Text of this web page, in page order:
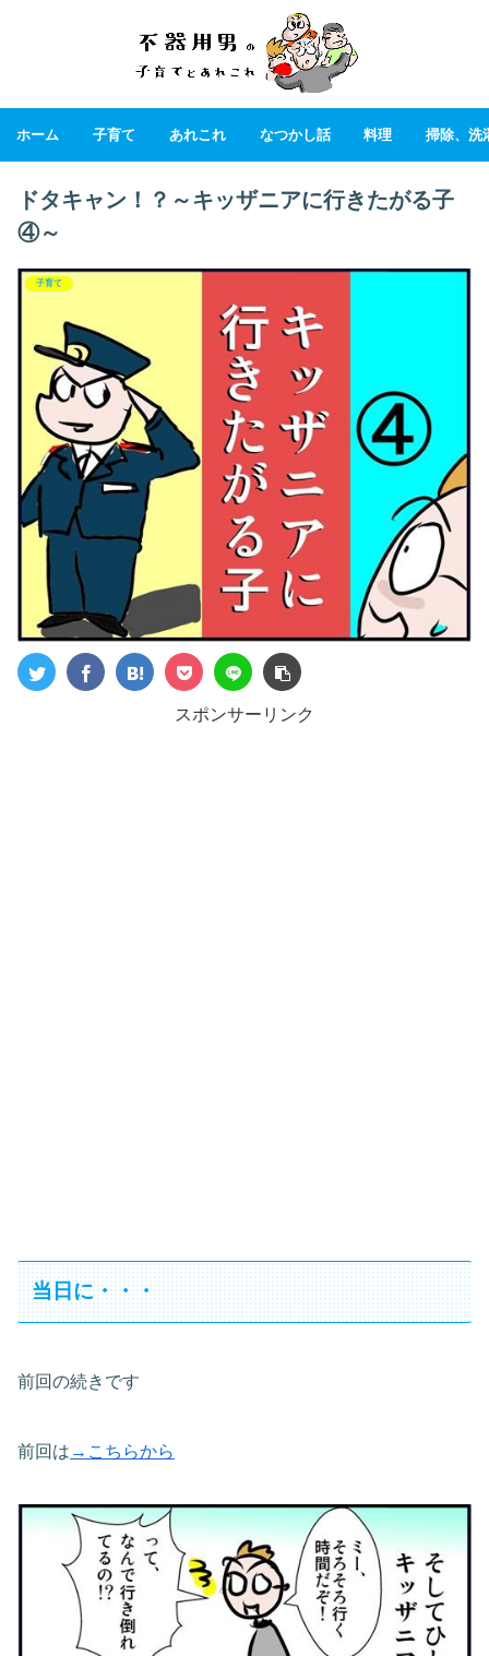
ホーム 子育て あれこれ なつかし話 料理 掃除、洗
ドタキャン！？～キッザニアに行きたがる子
④～
子育て
スポンサーリンク
当日に・・・
前回の続きです
前回は →こちらから